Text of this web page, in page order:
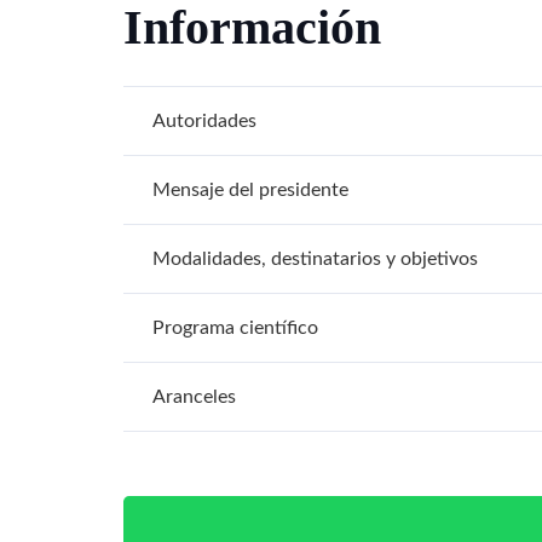
Información
Autoridades
Mensaje del presidente
Modalidades, destinatarios y objetivos
Programa científico
Aranceles